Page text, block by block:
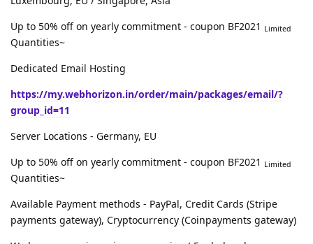
Up to 50% off on yearly commitment - coupon BF2021 Limited
Quantities~
Dedicated Email Hosting
https://my.webhorizon.in/order/main/packages/email/?
group_id=11
Server Locations - Germany, EU
Up to 50% off on yearly commitment - coupon BF2021 Limited
Quantities~
Available Payment methods - PayPal, Credit Cards (Stripe
payments gateway), Cryptocurrency (Coinpayments gateway)